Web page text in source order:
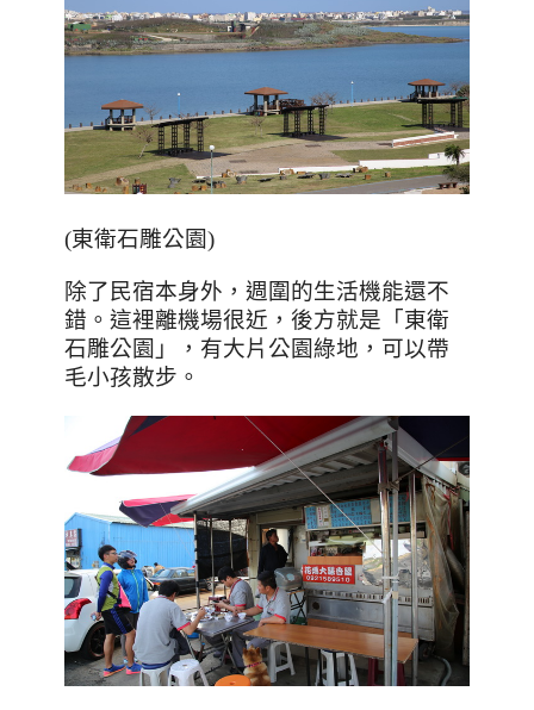
(東衛石雕公園)
除了民宿本身外，週圍的生活機能還不
錯。這裡離機場很近，後方就是「東衛
石雕公園」，有大片公園綠地，可以帶
毛小孩散步。